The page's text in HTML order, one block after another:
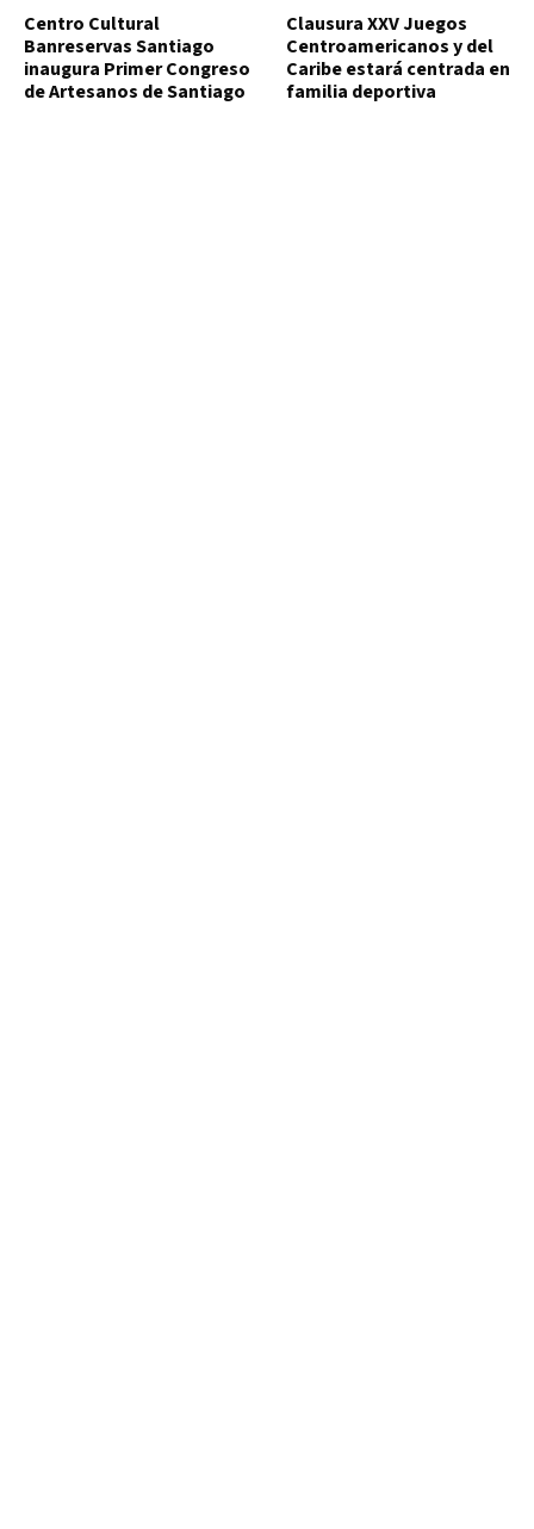
Centro Cultural
Banreservas Santiago
inaugura Primer Congreso
de Artesanos de Santiago
Clausura XXV Juegos
Centroamericanos y del
Caribe estará centrada en
familia deportiva